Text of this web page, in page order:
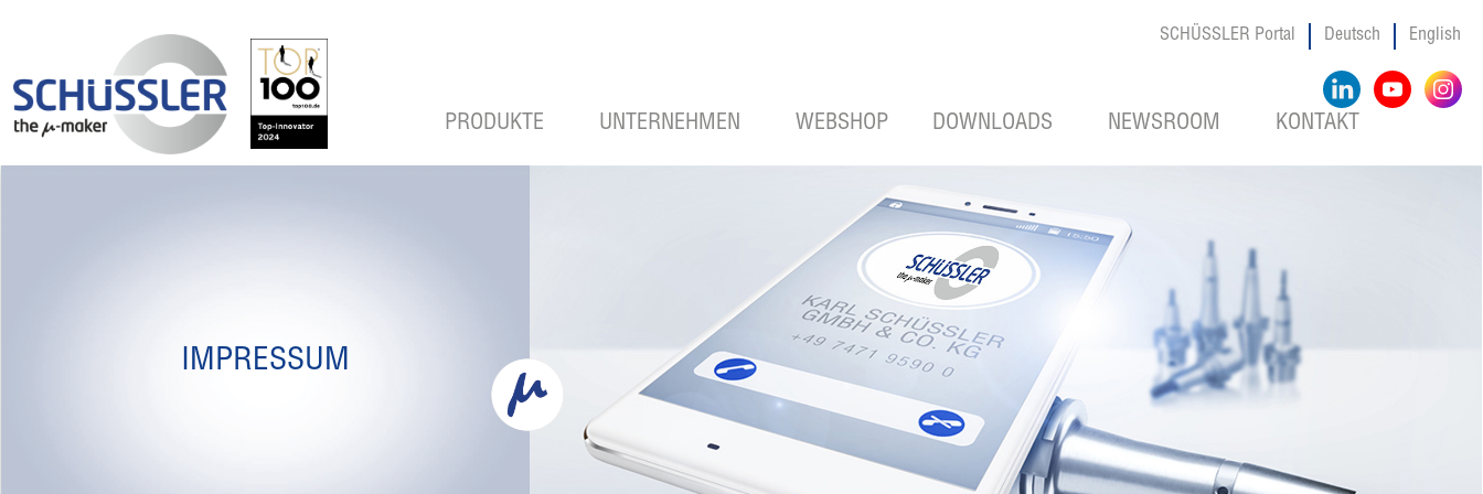
SCHÜSSLER Portal Deutsch English
PRODUKTE UNTERNEHMEN WEBSHOP DOWNLOADS NEWSROOM KONTAKT
IMPRESSUM